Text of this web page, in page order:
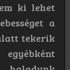
ki lehet
a
tekerik